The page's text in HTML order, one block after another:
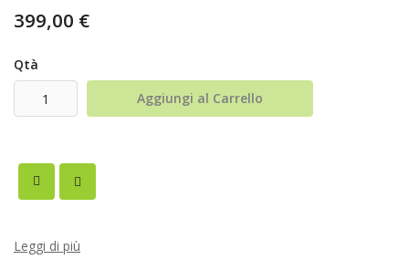
399,00 €
Qtà
Aggiungi al Carrello
Leggi di più